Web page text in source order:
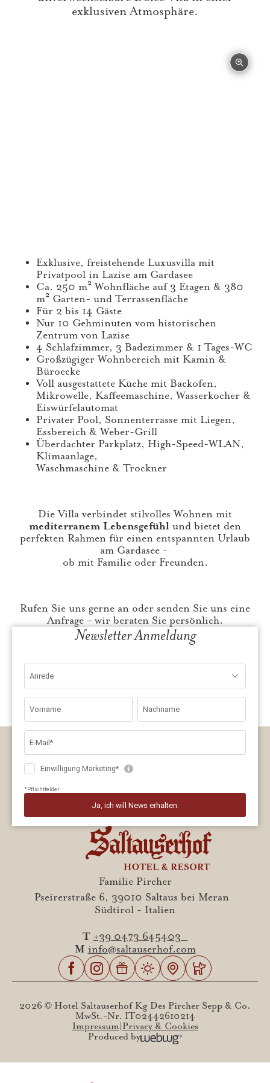
exklusiven Atmosphäre.
Exklusive, freistehende Luxusvilla mit
Privatpool in Lazise am Gardasee
Ca. 250 m² Wohnfläche auf 3 Etagen & 380
m² Garten- und Terrassenfläche
Für 2 bis 14 Gäste
Nur 10 Gehminuten vom historischen
Zentrum von Lazise
4 Schlafzimmer, 3 Badezimmer & 1 Tages-WC
Großzügiger Wohnbereich mit Kamin &
Büroecke
Voll ausgestattete Küche mit Backofen,
Mikrowelle, Kaffeemaschine, Wasserkocher &
Eiswürfelautomat
Privater Pool, Sonnenterrasse mit Liegen,
Essbereich & Weber-Grill
Überdachter Parkplatz, High-Speed-WLAN,
Klimaanlage,
Waschmaschine & Trockner
Die Villa verbindet stilvolles Wohnen mit
mediterranem Lebensgefühl und bietet den
perfekten Rahmen für einen entspannten Urlaub
am Gardasee -
ob mit Familie oder Freunden.
Rufen Sie uns gerne an oder senden Sie uns eine
Anfrage – wir beraten Sie persönlich.
Newsletter Anmeldung
Familie Pircher
Pseirerstraße 6, 39010 Saltaus bei Meran
Südtirol - Italien
T +39 0473 645403
M info@saltauserhof.com
2026 © Hotel Saltauserhof Kg Des Pircher Sepp & Co.
MwSt.-Nr. IT02442610214
Impressum Privacy & Cookies
Produced by